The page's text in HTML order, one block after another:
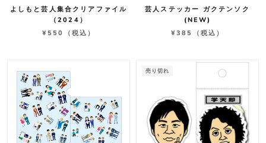
よしもと芸人集合クリアファイル
（2024）
¥550
（税込）
芸人ステッカー ガクテンソク
(NEW)
¥385
（税込）
売り切れ